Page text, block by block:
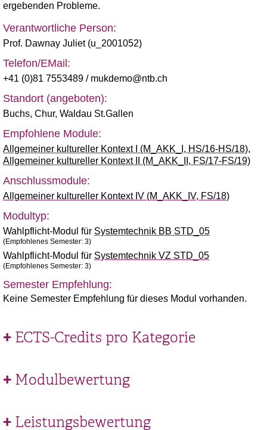
ergebenden Probleme.
Verantwortliche Person:
Prof. Dawnay Juliet (u_2001052)
Telefon/EMail:
+41 (0)81 7553489 / mukdemo@ntb.ch
Standort (angeboten):
Buchs, Chur, Waldau St.Gallen
Empfohlene Module:
Allgemeiner kultureller Kontext I (M_AKK_I, HS/16-HS/18),
Allgemeiner kultureller Kontext II (M_AKK_II, FS/17-FS/19)
Anschlussmodule:
Allgemeiner kultureller Kontext IV (M_AKK_IV, FS/18)
Modultyp:
Wahlpflicht-Modul für Systemtechnik BB STD_05
(Empfohlenes Semester: 3)
Wahlpflicht-Modul für Systemtechnik VZ STD_05
(Empfohlenes Semester: 3)
Semester Empfehlung:
Keine Semester Empfehlung für dieses Modul vorhanden.
ECTS-Credits pro Kategorie
Modulbewertung
Leistungsbewertung